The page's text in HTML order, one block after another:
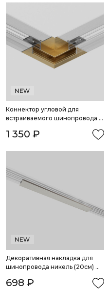
Коннектор угловой для
встраиваемого шинопровода
1 350 ₽
Декоративная накладка для
шинопровода никель (20см)
698 ₽